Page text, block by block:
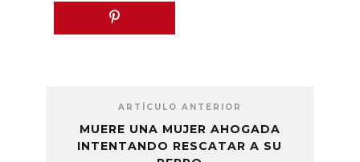
ARTÍCULO ANTERIOR
MUERE UNA MUJER AHOGADA
INTENTANDO RESCATAR A SU